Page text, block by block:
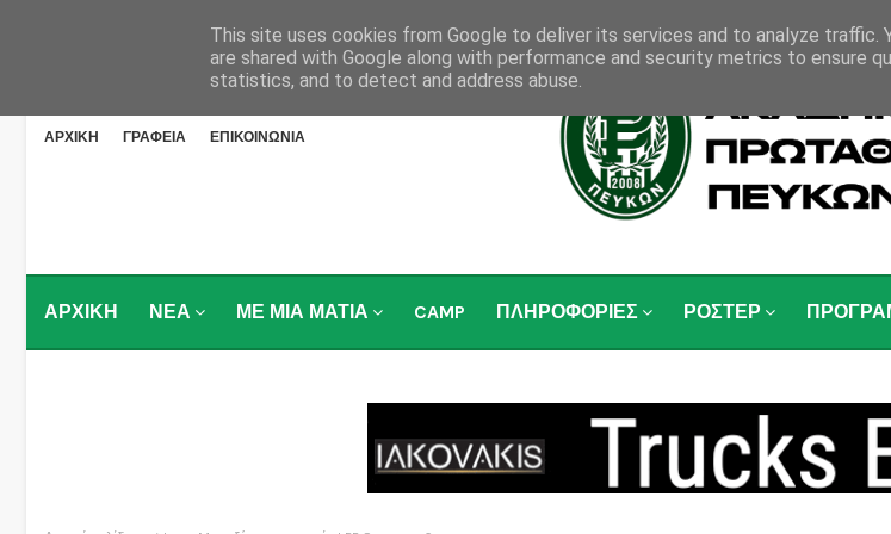
ΑΡΧΙΚΗ ΓΡΑΦΕΙΑ ΕΠΙΚΟΙΝΩΝΙΑ
ΑΡΧΙΚΗ ΝΕΑ ΜΕ ΜΙΑ ΜΑΤΙΑ CAMP ΠΛΗΡΟΦΟΡΙΕΣ ΡΟΣΤΕΡ
This site uses cookies from Google to deliver its services and to analyze traffic.
are shared with Google along with performance and security metrics to ensure
statistics, and to detect and address abuse.